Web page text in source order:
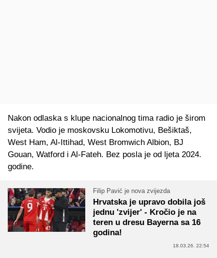
Nakon odlaska s klupe nacionalnog tima radio je širom
svijeta. Vodio je moskovsku Lokomotivu, Bešiktaš,
West Ham, Al-Ittihad, West Bromwich Albion, BJ
Gouan, Watford i Al-Fateh. Bez posla je od ljeta 2024.
godine.
Filip Pavić je nova zvijezda
Hrvatska je upravo dobila još
jednu 'zvijer' - Kročio je na
teren u dresu Bayerna sa 16
godina!
18.03.26. 22:54